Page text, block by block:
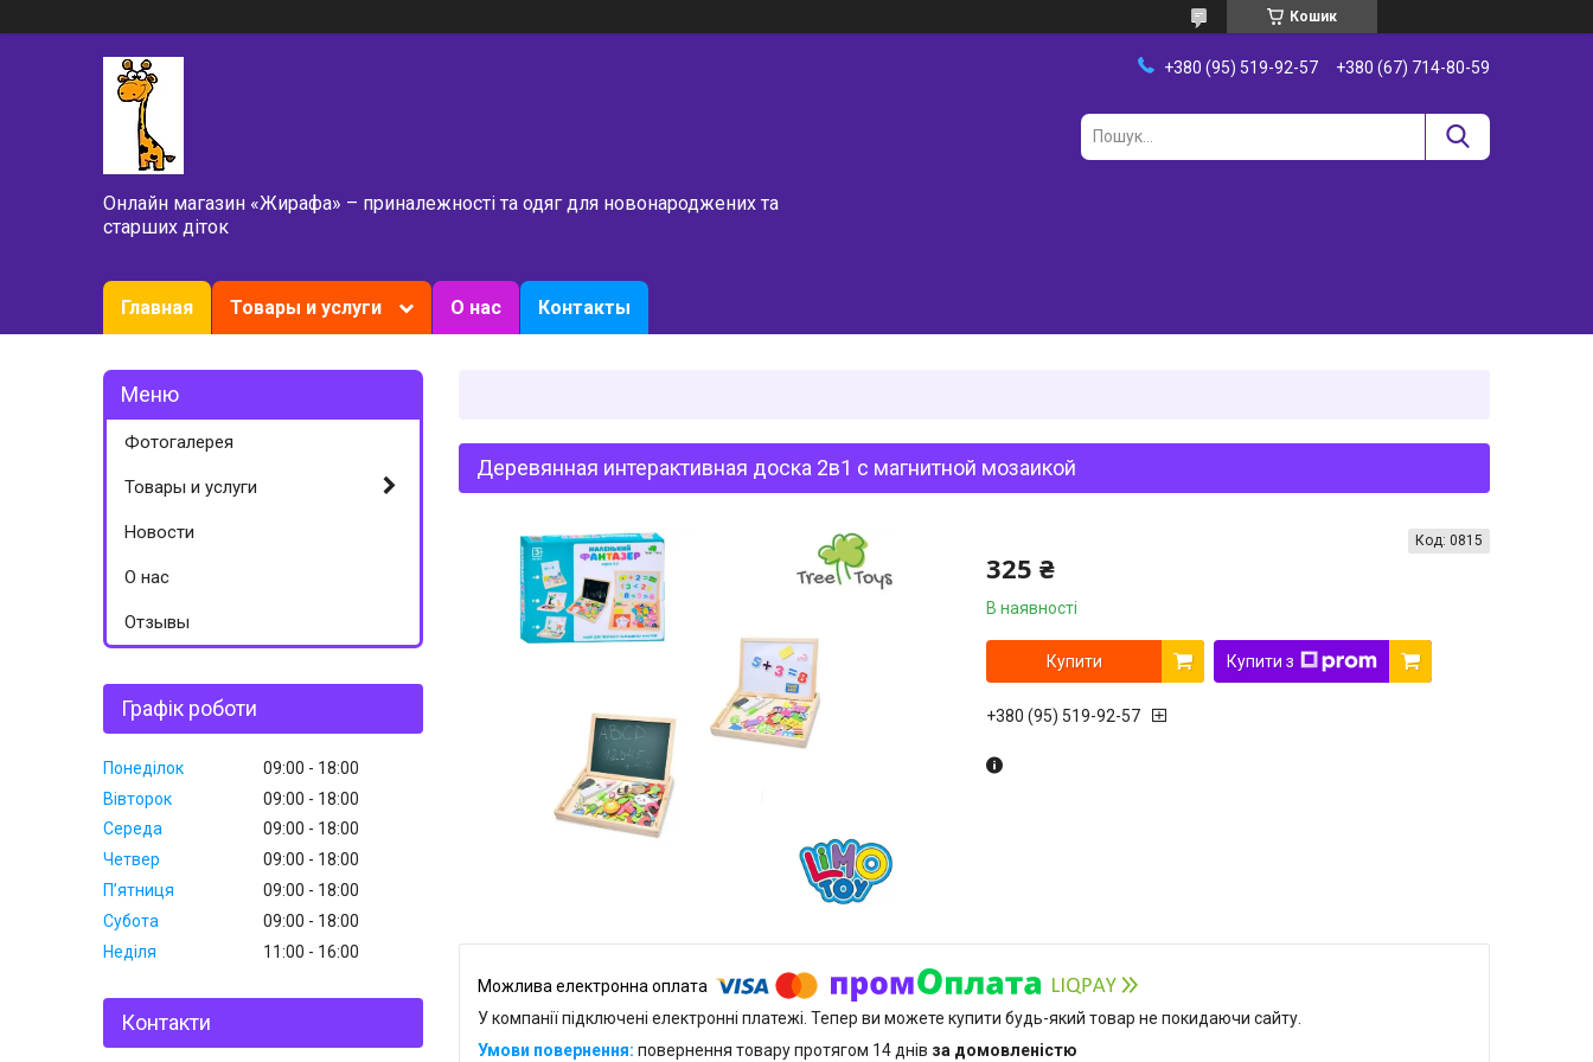
Кошик
Онлайн магазин «Жирафа» – приналежності та одяг для новонароджених та
старших діток
+380 (95) 519-92-57 +380 (67) 714-80-59
Главная Товары и услуги О нас Контакты
Деревянная интерактивная доска 2в1 с магнитной мозаикой
325 ₴
В наявності
Код: 0815
Купити Купити з
+380 (95) 519-92-57
У компанії підключені електронні платежі. Тепер ви можете купити будь-який товар не покидаючи сайту.
повернення товару протягом 14 днів за домовленістю
Фотогалерея
Товары и услуги
Новости
О нас
Отзывы
Графік роботи
Понеділок 09:00
18:00
Вівторок
09:00
18:00
Середа
09:00
18:00
Четвер
09:00
18:00
Пʼятниця
09:00
18:00
Субота
09:00
18:00
Неділя
11:00 16:00
Контакти